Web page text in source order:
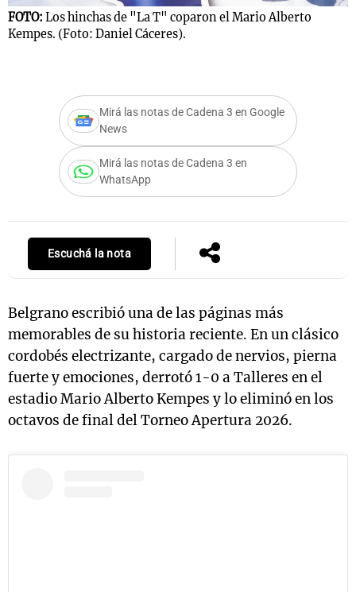
FOTO: Los hinchas de "La T" coparon el Mario Alberto
Kempes. (Foto: Daniel Cáceres).
Mirá las notas de Cadena 3 en Google
News
Mirá las notas de Cadena 3 en
WhatsApp
Escuchá la nota
Belgrano escribió una de las páginas más
memorables de su historia reciente. En un clásico
cordobés electrizante, cargado de nervios, pierna
fuerte y emociones, derrotó 1-0 a Talleres en el
estadio Mario Alberto Kempes y lo eliminó en los
octavos de final del Torneo Apertura 2026.